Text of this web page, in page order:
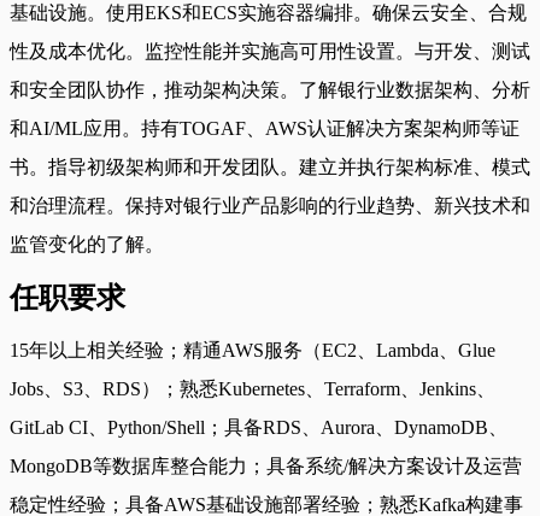
基础设施。使用EKS和ECS实施容器编排。确保云安全、合规
性及成本优化。监控性能并实施高可用性设置。与开发、测试
和安全团队协作，推动架构决策。了解银行业数据架构、分析
和AI/ML应用。持有TOGAF、AWS认证解决方案架构师等证
书。指导初级架构师和开发团队。建立并执行架构标准、模式
和治理流程。保持对银行业产品影响的行业趋势、新兴技术和
监管变化的了解。
任职要求
15年以上相关经验；精通AWS服务（EC2、Lambda、Glue
Jobs、S3、RDS）；熟悉Kubernetes、Terraform、Jenkins、
GitLab CI、Python/Shell；具备RDS、Aurora、DynamoDB、
MongoDB等数据库整合能力；具备系统/解决方案设计及运营
稳定性经验；具备AWS基础设施部署经验；熟悉Kafka构建事